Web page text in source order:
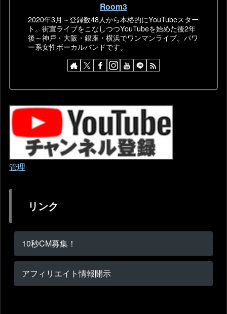
Room3
2020年3月～登録数48人から本格的にYouTubeスター
ト。街宣ライブをこなしつつYouTubeを始めた後2年
後～神戸・大阪・銀座・横浜でワンマンライブ。パワ
ー系女性ボーカルバンドです。
管理
リンク
10秒CM募集！
アフィリエイト情報開示